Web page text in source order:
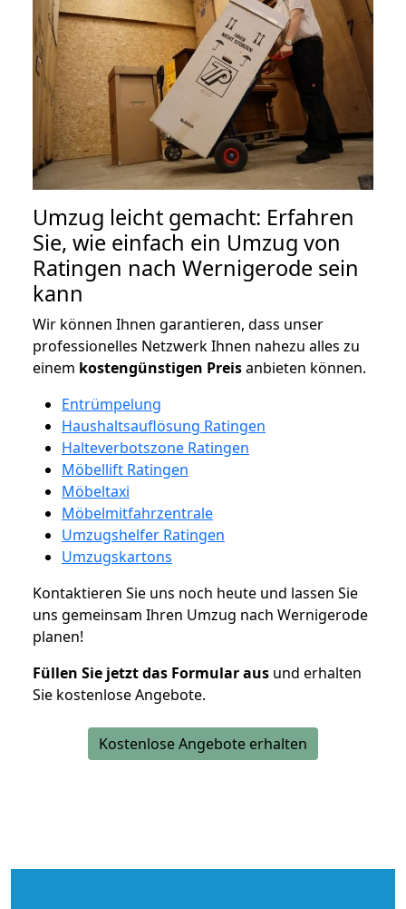
Umzug leicht gemacht: Erfahren
Sie, wie einfach ein Umzug von
Ratingen nach Wernigerode sein
kann
Wir können Ihnen garantieren, dass unser
professionelles Netzwerk Ihnen nahezu alles zu
einem kostengünstigen Preisanbieten können.
Entrümpelung
Haushaltsauflösung Ratingen
Halteverbotszone Ratingen
Möbellift Ratingen
Möbeltaxi
Möbelmitfahrzentrale
Umzugshelfer Ratingen
Umzugskartons
Kontaktieren Sie uns noch heute und lassen Sie
uns gemeinsam Ihren Umzug nach Wernigerode
planen!
Füllen Sie jetzt das Formular aus und erhalten
Sie kostenlose Angebote.
Kostenlose Angebote erhalten